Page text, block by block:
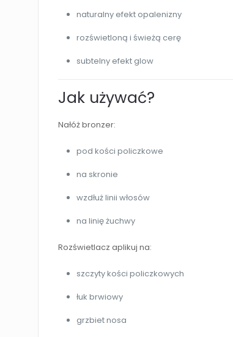
naturalny efekt opalenizny
rozświetloną i świeżą cerę
subtelny efekt glow
Jak używać?
Nałóż bronzer:
pod kości policzkowe
na skronie
wzdłuż linii włosów
na linię żuchwy
Rozświetlacz aplikuj na:
szczyty kości policzkowych
łuk brwiowy
grzbiet nosa